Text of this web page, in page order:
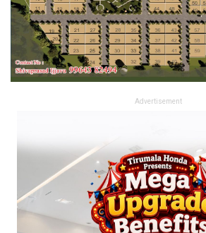
Advertisement